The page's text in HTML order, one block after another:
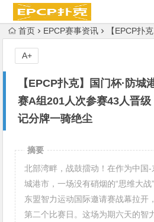
首页 EPCP赛事资讯 【EPCP扑克】国门杯·防城港 |
【EPCP扑克】国门杯·防
赛A组201人次参赛43人晋
记分牌一骑绝尘
A+
摘要
北部湾畔，战鼓擂动！在作为中国
城港市，一场没有硝烟的“思维大
东盟智力运动国际邀请赛战幕拉开
第二个比赛日。这场为期六天的智